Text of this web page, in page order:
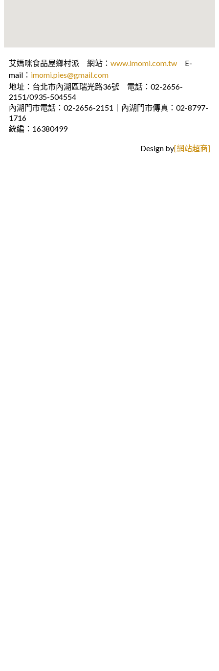
艾媽咪食品屋鄉村派 網站： www.imomi.com.tw E-
mail： imomi.pies@gmail.com
地址：台北市內湖區瑞光路36號 電話：02-2656-
2151/0935-504554
內湖門市電話：02-2656-2151｜內湖門市傳真：02-8797-
1716
統編：16380499
Design by[網站超商]